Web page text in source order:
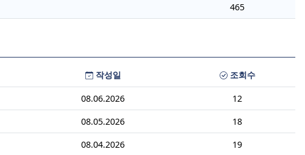
465
작성일 조회수
08.06.2026 12
08.05.2026 18
08.04.2026 19